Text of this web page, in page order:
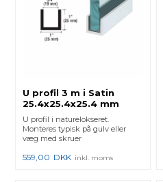
U profil 3 m i Satin
25.4x25.4x25.4 mm
U profil i naturelokseret.
Monteres typisk på gulv eller
væg med skruer
559,00 DKK inkl. moms